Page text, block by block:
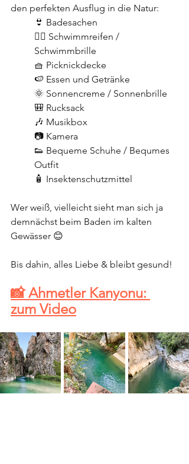
den perfekten Ausflug in die Natur:
👙 Badesachen
🏊‍♂️ Schwimmreifen /
Schwimmbrille
🧺 Picknickdecke
🍉 Essen und Getränke
🌞 Sonnencreme / Sonnenbrille
🎒 Rucksack
🎶 Musikbox
📷 Kamera
👟 Bequeme Schuhe / Bequmes
Outfit
🧴 Insektenschutzmittel
Wer weiß, vielleicht sieht man sich ja
demnächst beim Baden im kalten
Gewässer 😊
Bis dahin, alles Liebe & bleibt gesund!
📸 Ahmetler Kanyonu:
zum Video